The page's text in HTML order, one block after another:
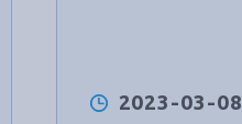
2023-03-08